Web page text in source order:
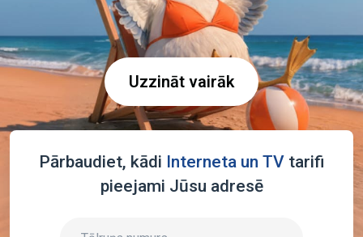
Uzzināt vairāk
Pārbaudiet, kādi Interneta un TV tarifi
pieejami Jūsu adresē